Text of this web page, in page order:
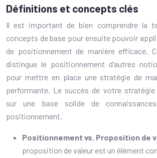
Définitions et concepts clés
Il est important de bien comprendre la
concepts de base pour ensuite pouvoir
de positionnement de manière efficace.
distingue le positionnement d’autres
pour mettre en place une stratégie de
performante. Le succès de votre
sur une base solide de
positionnement.
Positionnement vs. Proposition de
proposition de valeur est un élément